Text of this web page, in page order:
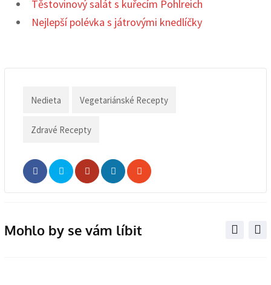
Těstovinový salát s kuřecím Pohlreich
Nejlepší polévka s játrovými knedlíčky
Nedieta Vegetariánské Recepty
Zdravé Recepty
WhatsappShare
Print
Mohlo by se vám líbit